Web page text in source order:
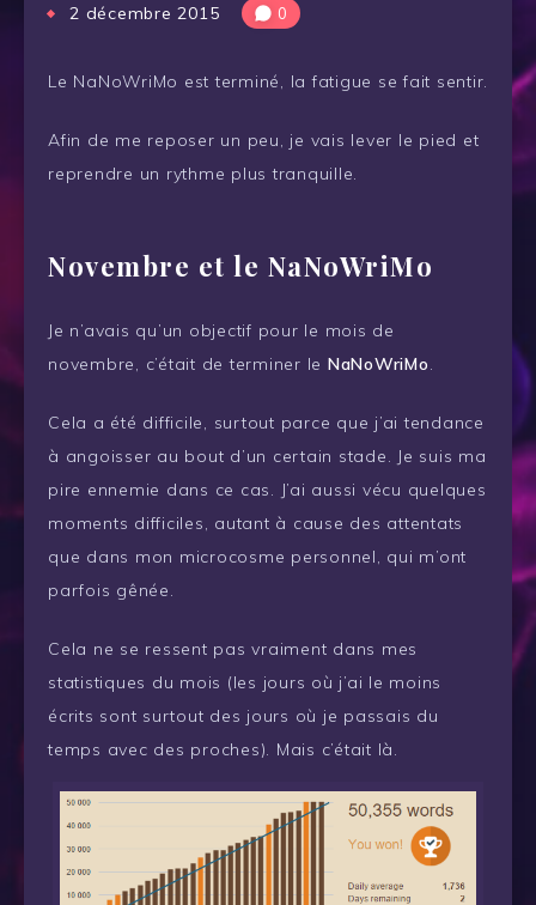
2 décembre 2015 0
Le NaNoWriMo est terminé, la fatigue se fait sentir.
Afin de me reposer un peu, je vais lever le pied et
reprendre un rythme plus tranquille.
Novembre et le NaNoWriMo
Je n’avais qu’un objectif pour le mois de
novembre, c’était de terminer le NaNoWriMo.
Cela a été difficile, surtout parce que j’ai tendance
à angoisser au bout d’un certain stade. Je suis ma
pire ennemie dans ce cas. J’ai aussi vécu quelques
moments difficiles, autant à cause des attentats
que dans mon microcosme personnel, qui m’ont
parfois gênée.
Cela ne se ressent pas vraiment dans mes
statistiques du mois (les jours où j’ai le moins
écrits sont surtout des jours où je passais du
temps avec des proches). Mais c’était là.